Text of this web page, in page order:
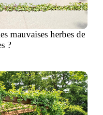
mauvaises herbes de
?